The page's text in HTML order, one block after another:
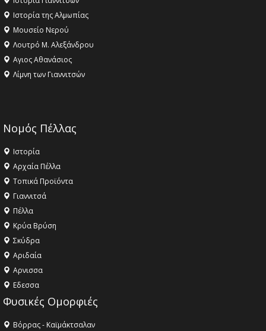
Ιστορία της Αλμωπίας
Μουσείο Νερού
Λουτρό Μ. Αλεξάνδρου
Αγιος Αθανάσιος
Λίμνη των Γιαννιτσών
Νομός Πέλλας
Ιστορία
Αρχαία Πέλλα
Τοπικά Προϊόντα
Γιαννιτσά
Πέλλα
Κρύα Βρύση
Σκύδρα
Αριδαία
Aρνισσα
Eδεσσα
Φυσικές Ομορφιές
Βόρρας - Καϊμάκτσαλαν